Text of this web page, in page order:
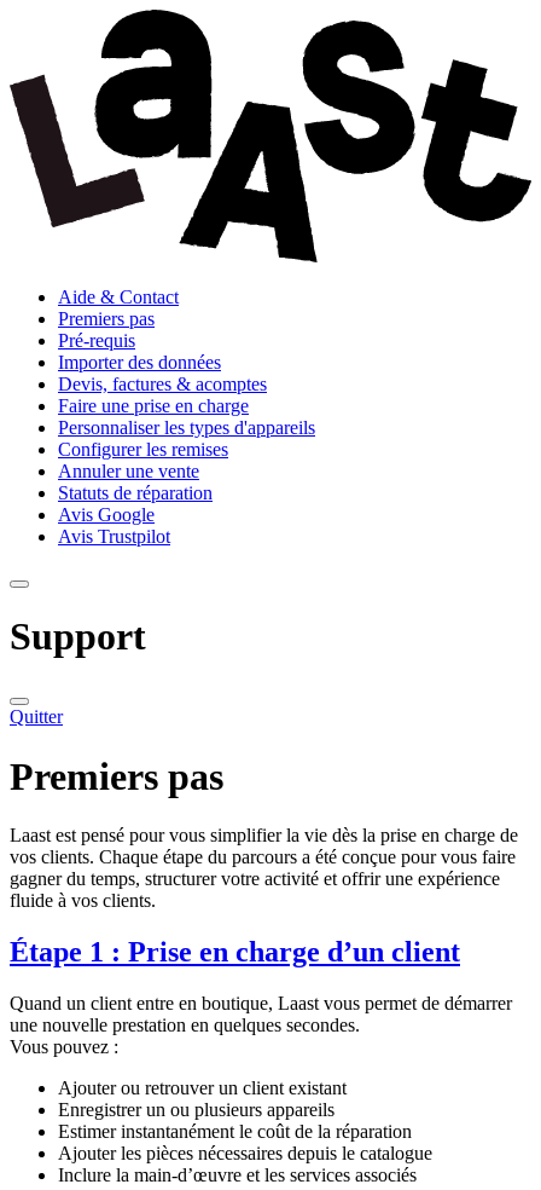
Aide & Contact
Premiers pas
Pré-requis
Importer des données
Devis, factures & acomptes
Faire une prise en charge
Personnaliser les types d'appareils
Configurer les remises
Annuler une vente
Statuts de réparation
Avis Google
Avis Trustpilot
Support
Quitter
Premiers pas
Laast est pensé pour vous simplifier la vie dès la prise en charge de
vos clients. Chaque étape du parcours a été conçue pour vous faire
gagner du temps, structurer votre activité et offrir une expérience
fluide à vos clients.
Étape 1 : Prise en charge d’un client
Quand un client entre en boutique, Laast vous permet de démarrer
une nouvelle prestation en quelques secondes.
Vous pouvez :
Ajouter ou retrouver un client existant
Enregistrer un ou plusieurs appareils
Estimer instantanément le coût de la réparation
Ajouter les pièces nécessaires depuis le catalogue
Inclure la main-d’œuvre et les services associés